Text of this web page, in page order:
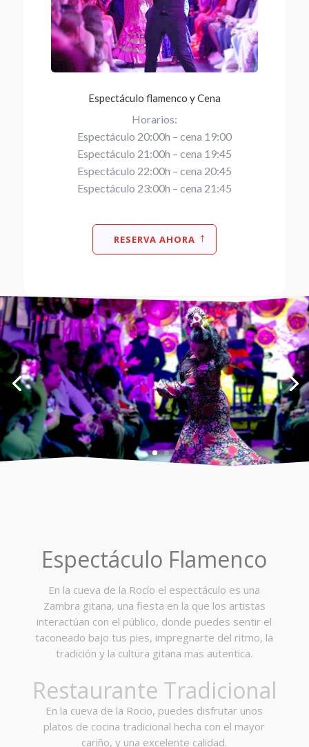
Espectáculo flamenco y Cena
Horarios:
Espectáculo 20:00h – cena 19:00
Espectáculo 21:00h – cena 19:45
Espectáculo 22:00h – cena 20:45
Espectáculo 23:00h – cena 21:45
RESERVA AHORA
Zambra Gitana
Espectáculo Flamenco
En la cueva de la Rocío el espectáculo es una
Zambra gitana, una fiesta en la que los artistas
interactúan con el público, donde puedes sentir el
taconeado bajo tus pies, impregnarte del ritmo, la
tradición y la cultura gitana mas autentica.
Restaurante Tradicional
En la cueva de la Rocio, puedes disfrutar unos
platos de cocina tradicional hecha con el mayor
cariño, y una excelente calidad.